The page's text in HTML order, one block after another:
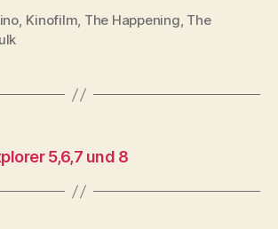
, Kinofilm, The Happening, The
5,6,7 und 8